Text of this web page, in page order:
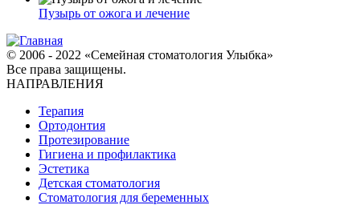
Пузырь от ожога и лечение
© 2006 - 2022 «Семейная стоматология Улыбка»
Все права защищены.
НАПРАВЛЕНИЯ
Терапия
Ортодонтия
Протезирование
Гигиена и профилактика
Эстетика
Детская стоматология
Стоматология для беременных